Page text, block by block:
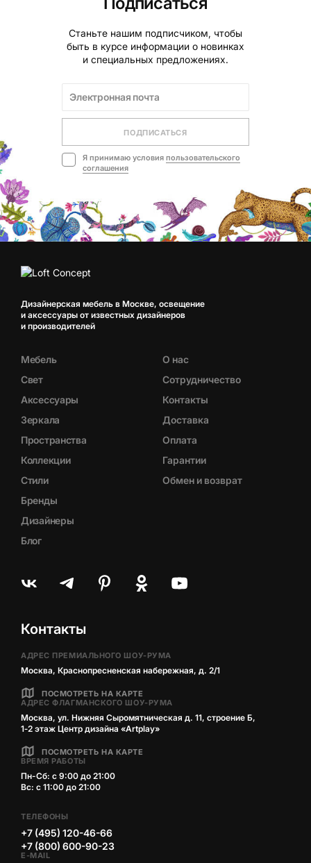
Станьте нашим подписчиком, чтобы
быть в курсе информации о новинках
и специальных предложениях.
ПОДПИСАТЬСЯ
Я принимаю условия пользовательского
соглашения
Дизайнерская мебель в Москве, освещение
и аксессуары от известных дизайнеров
и производителей
Мебель
Свет
Аксессуары
Зеркала
Пространства
Коллекции
Стили
Бренды
Дизайнеры
Блог
О нас
Сотрудничество
Контакты
Доставка
Оплата
Гарантии
Обмен и возврат
Контакты
АДРЕС ПРЕМИАЛЬНОГО ШОУ-РУМА
Москва, Краснопресненская набережная, д. 2/1
ПОСМОТРЕТЬ НА КАРТЕ
АДРЕС ФЛАГМАНСКОГО ШОУ-РУМА
Москва, ул. Нижняя Сыромятническая д. 11, строение Б,
1‑2 этаж Центр дизайна «Artplay»
ПОСМОТРЕТЬ НА КАРТЕ
ВРЕМЯ РАБОТЫ
Пн-Сб: с 9:00 до 21:00
Вс: с 11:00 до 21:00
ТЕЛЕФОНЫ
+7 (495) 120-46-66
+7 (800) 600-90-23
E-MAIL